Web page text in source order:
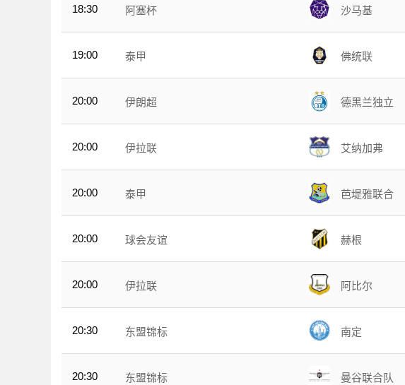
18:30 阿塞杯 沙马基
19:00 泰甲 佛统联
20:00 伊朗超 德黑兰独立
20:00 伊拉联 艾纳加弗
20:00 泰甲 芭堤雅联合
20:00 球会友谊 赫根
20:00 伊拉联 阿比尔
20:30 东盟锦标 南定
20:30 东盟锦标 曼谷联合队